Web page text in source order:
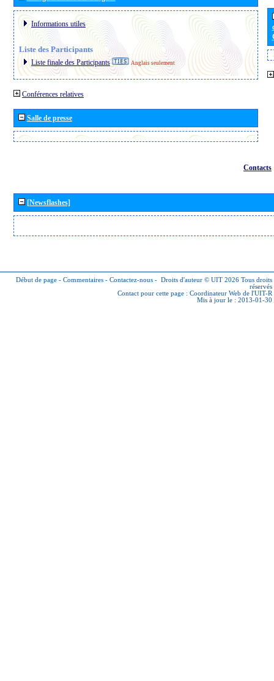
Informations utiles
Liste des Participants
Liste finale des Participants Anglais seulement
Conférences relatives
Salle de presse
Contacts
[Newsflashes]
Début de page - Commentaires - Contactez-nous - Droits d'auteur © UIT 2026 Tous droits
réservés
Contact pour cette page : Coordinateur Web de l'UIT-R
Mis à jour le : 2013-01-30